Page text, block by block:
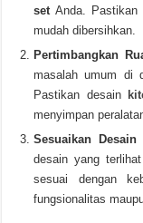
setAnda. Pastikan
mudah dibersihkan.
Pertimbangkan
masalah umum di
Pastikan desain
menyimpan
Sesuaikan
desain yang
sesuai dengan
fungsionalitas